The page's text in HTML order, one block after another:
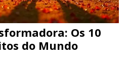
Os 10
do Mundo